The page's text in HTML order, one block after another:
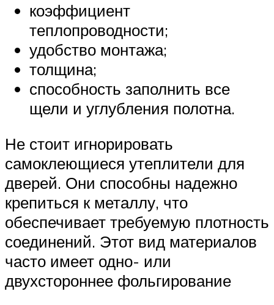
коэффициент
теплопроводности;
удобство монтажа;
толщина;
способность заполнить все
щели и углубления полотна.
Не стоит игнорировать
самоклеющиеся утеплители для
дверей. Они способны надежно
крепиться к металлу, что
обеспечивает требуемую плотность
соединений. Этот вид материалов
часто имеет одно- или
двухстороннее фольгирование